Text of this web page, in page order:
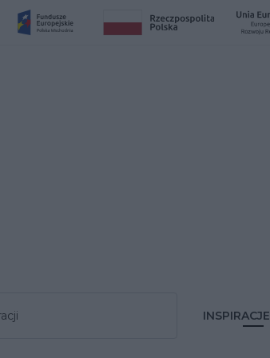
INSPIRACJE